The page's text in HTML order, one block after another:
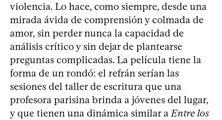
violencia. Lo hace, como siempre, desde una
mirada ávida de comprensión y colmada de
amor, sin perder nunca la capacidad de
análisis crítico y sin dejar de plantearse
preguntas complicadas. La película tiene la
forma de un rondó: el refrán serían las
sesiones del taller de escritura que una
profesora parisina brinda a jóvenes del lugar,
y que tienen una dinámica similar aEntre los